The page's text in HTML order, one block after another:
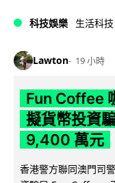
科技娛樂 生活科技
Lawton 19 小時
Fun Coffee
擬貨幣投資
9,400 萬元
香港警方聯同澳門司